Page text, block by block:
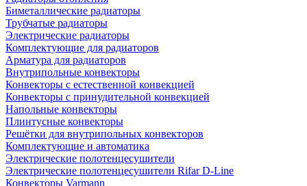
Биметаллические радиаторы
Трубчатые радиаторы
Электрические радиаторы
Комплектующие для радиаторов
Арматура для радиаторов
Внутрипольные конвекторы
Конвекторы с естественной конвекцией
Конвекторы с принудительной конвекцией
Напольные конвекторы
Плинтусные конвекторы
Решётки для внутрипольных конвекторов
Комплектующие и автоматика
Электрические полотенцесушители
Электрические полотенцесушители Rifar D-Line
Конвекторы Varmann